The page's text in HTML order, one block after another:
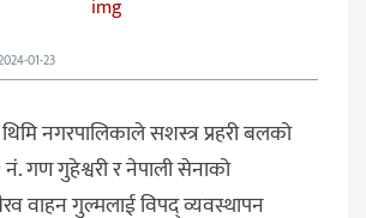
01-23
नगरपालिकाले सशस्त्र प्रहरी बलको
गण गुहेश्वरी र नेपाली सेनाको
वाहन गुल्मलाई विपद् व्यवस्थापन